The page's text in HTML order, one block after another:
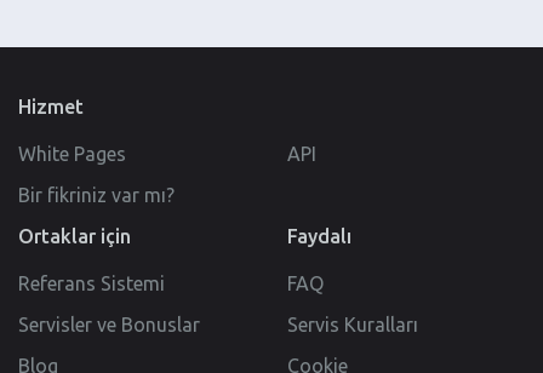
Hizmet
White Pages
API
Bir fikriniz var mı?
Ortaklar için
Referans Sistemi
Servisler ve Bonuslar
Blog
Faydalı
FAQ
Servis Kuralları
Cookie